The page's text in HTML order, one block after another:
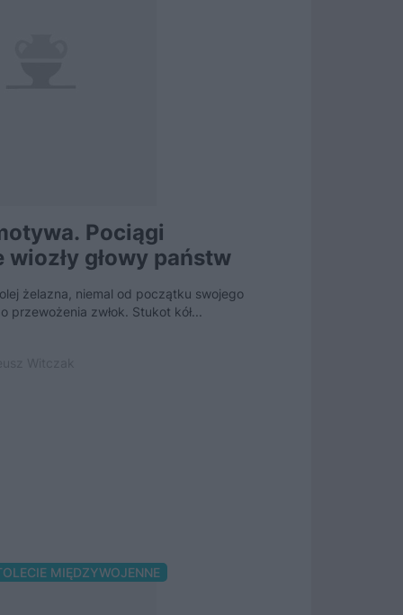
Pociągi
głowy państw
żelazna, niemal od początku swojego
przewożenia zwłok. Stukot kół...
MIĘDZYWOJENNE